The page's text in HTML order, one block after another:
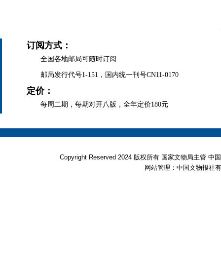
订阅方式：
全国各地邮局可随时订阅
邮局发行代号1-151，国内统一刊号CN11-0170
定价：
每周二期，每期对开八版，全年定价180元
Copyright Reserved 2024 版权所有 国家文物局主管
网站管理：中国文物报社